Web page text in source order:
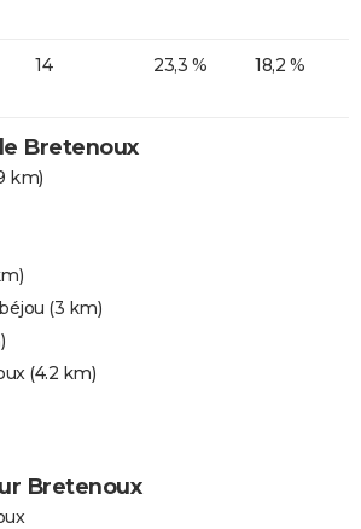
14 23,3 % 18,2 %
Bretenoux
km)
(3 km)
(4.2 km)
Bretenoux